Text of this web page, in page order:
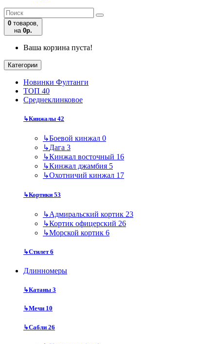
0 товаров,
на 0р.
Ваша корзина пуста!
Категории
Новинки Фултанги
ТОП 40
Среднеклинковое
↳Кинжалы 42
↳Боевой кинжал 0
↳Дага 3
↳Кинжал восточный 16
↳Кинжал джамбия 5
↳Охотничий кинжал 17
↳Кортики 53
↳Адмиральский кортик 23
↳Кортик офицерский 26
↳Морской кортик 6
↳Стилет6
Длинномеры
↳Катаны 3
↳Мечи 10
↳Сабли 26